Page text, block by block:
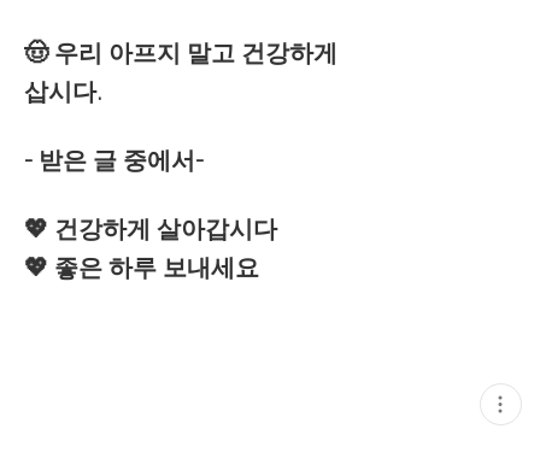
🤠 우리 아프지 말고 건강하게
삽시다.
- 받은 글 중에서-
💖 건강하게 살아갑시다
💖 좋은 하루 보내세요
현
재